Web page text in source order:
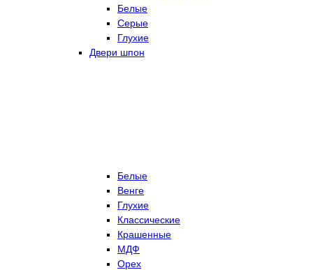
Белые
Серые
Глухие
Двери шпон
Белые
Венге
Глухие
Классические
Крашенные
МДФ
Орех